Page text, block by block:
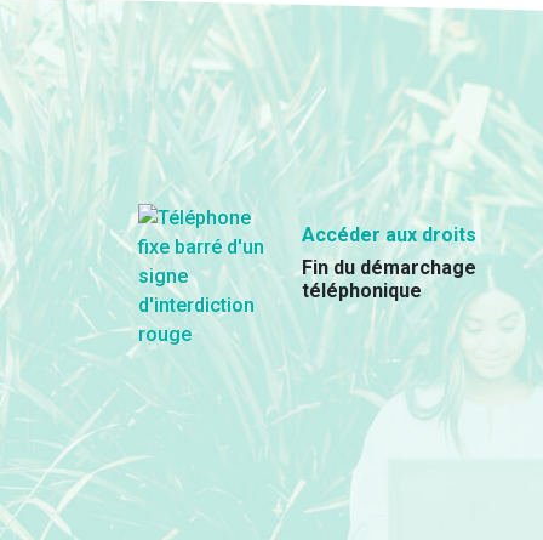
Accéder aux droits
Fin du démarchage
téléphonique